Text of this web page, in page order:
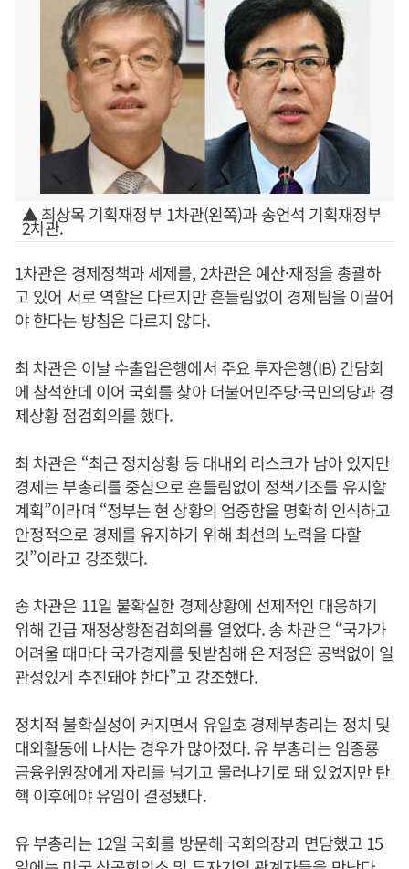
▲ 최상목 기획재정부 1차관(왼쪽)과 송언석 기획재정부
2차관.
1차관은 경제정책과 세제를, 2차관은 예산·재정을 총괄하
고 있어 서로 역할은 다르지만 흔들림없이 경제팀을 이끌어
야 한다는 방침은 다르지 않다.
최 차관은 이날 수출입은행에서 주요 투자은행(IB) 간담회
에 참석한데 이어 국회를 찾아 더불어민주당·국민의당과 경
제상황 점검회의를 했다.
최 차관은 “최근 정치상황 등 대내외 리스크가 남아 있지만
경제는 부총리를 중심으로 흔들림없이 정책기조를 유지할
계획”이라며 “정부는 현 상황의 엄중함을 명확히 인식하고
안정적으로 경제를 유지하기 위해 최선의 노력을 다할
것”이라고 강조했다.
송 차관은 11일 불확실한 경제상황에 선제적인 대응하기
위해 긴급 재정상황점검회의를 열었다. 송 차관은 “국가가
어려울 때마다 국가경제를 뒷받침해 온 재정은 공백없이 일
관성있게 추진돼야 한다”고 강조했다.
정치적 불확실성이 커지면서 유일호 경제부총리는 정치 및
대외활동에 나서는 경우가 많아졌다. 유 부총리는 임종룡
금융위원장에게 자리를 넘기고 물러나기로 돼 있었지만 탄
핵 이후에야 유임이 결정됐다.
유 부총리는 12일 국회를 방문해 국회의장과 면담했고 15